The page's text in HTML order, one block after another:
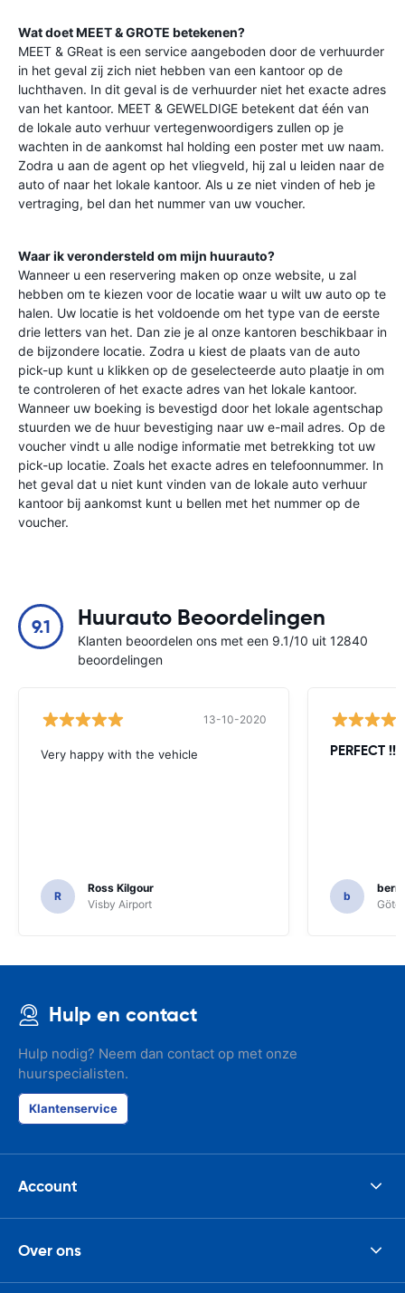
Wat doet MEET & GROTE betekenen?
MEET & GReat is een service aangeboden door de verhuurder
in het geval zij zich niet hebben van een kantoor op de
luchthaven. In dit geval is de verhuurder niet het exacte adres
van het kantoor. MEET & GEWELDIGE betekent dat één van
de lokale auto verhuur vertegenwoordigers zullen op je
wachten in de aankomst hal holding een poster met uw naam.
Zodra u aan de agent op het vliegveld, hij zal u leiden naar de
auto of naar het lokale kantoor. Als u ze niet vinden of heb je
vertraging, bel dan het nummer van uw voucher.
Waar ik verondersteld om mijn huurauto?
Wanneer u een reservering maken op onze website, u zal
hebben om te kiezen voor de locatie waar u wilt uw auto op te
halen. Uw locatie is het voldoende om het type van de eerste
drie letters van het. Dan zie je al onze kantoren beschikbaar in
de bijzondere locatie. Zodra u kiest de plaats van de auto
pick-up kunt u klikken op de geselecteerde auto plaatje in om
te controleren of het exacte adres van het lokale kantoor.
Wanneer uw boeking is bevestigd door het lokale agentschap
stuurden we de huur bevestiging naar uw e-mail adres. Op de
voucher vindt u alle nodige informatie met betrekking tot uw
pick-up locatie. Zoals het exacte adres en telefoonnummer. In
het geval dat u niet kunt vinden van de lokale auto verhuur
kantoor bij aankomst kunt u bellen met het nummer op de
voucher.
9.1 Huurauto Beoordelingen
Klanten beoordelen ons met een 9.1/10 uit 12840
beoordelingen
13-10-2020
Very happy with the vehicle
R
Ross Kilgour
Visby Airport
PERFECT
b
Hulp en contact
Hulp nodig? Neem dan contact op met onze
huurspecialisten.
Klantenservice
Account
Over ons